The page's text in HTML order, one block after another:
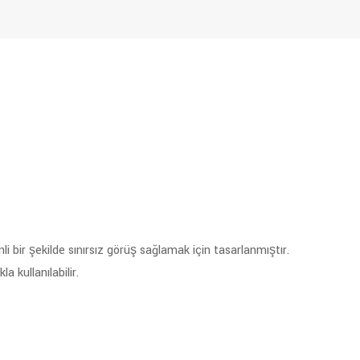
bir şekilde sınırsız görüş sağlamak için tasarlanmıştır.
kullanılabilir.